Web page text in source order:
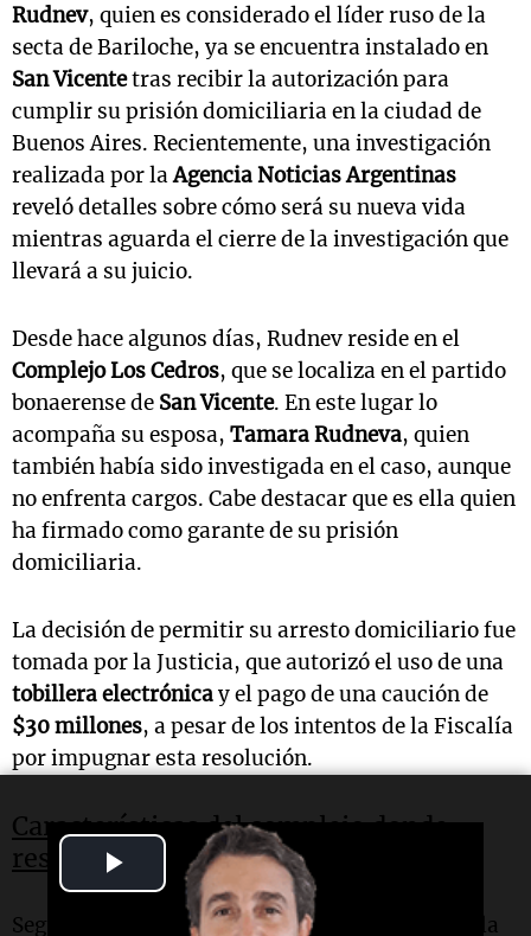
Play
Video
Rudnev, quien es considerado el líder ruso de la
secta de Bariloche, ya se encuentra instalado en
San Vicentetras recibir la autorización para
cumplir su prisión domiciliaria en la ciudad de
Buenos Aires. Recientemente, una investigación
realizada por laAgencia Noticias Argentinas
reveló detalles sobre cómo será su nueva vida
mientras aguarda el cierre de la investigación que
llevará a su juicio.
Desde hace algunos días, Rudnev reside en el
Complejo Los Cedros, que se localiza en el partido
bonaerense de San Vicente. En este lugar lo
acompaña su esposa, Tamara Rudneva, quien
también había sido investigada en el caso, aunque
no enfrenta cargos. Cabe destacar que es ella quien
ha firmado como garante de su prisión
domiciliaria.
La decisión de permitir su arresto domiciliario fue
tomada por la Justicia, que autorizó el uso de una
tobillera electrónicay el pago de una caución de
$30 millones, a pesar de los intentos de la Fiscalía
por impugnar esta resolución.
Características del complejo donde
reside Rudnev
Según la investigación, el complejo se ubica en la